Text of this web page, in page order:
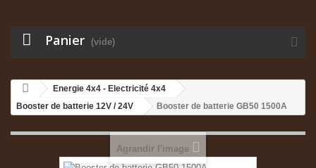
Panier (vide)
Energie 4x4 - Electricité 4x4
Booster de batterie 12V / 24V
Booster de batterie GB50 1500A
Agrandir l'image